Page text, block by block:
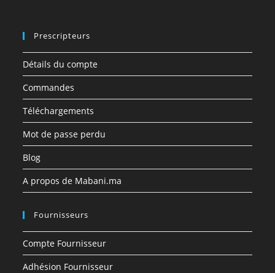
Prescripteurs
Détails du compte
Commandes
Téléchargements
Mot de passe perdu
Blog
A propos de Mabani.ma
Fournisseurs
Compte Fournisseur
Adhésion Fournisseur